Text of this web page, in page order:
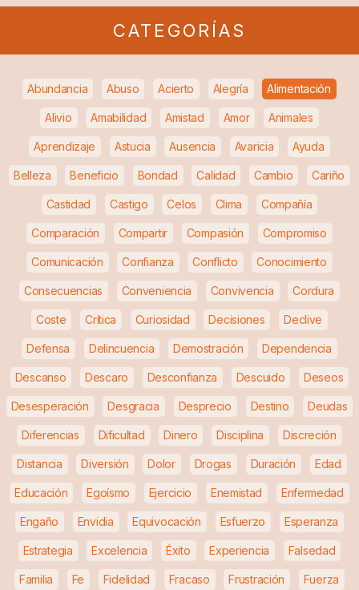
CATEGORÍAS
Abundancia Abuso Acierto Alegría Alimentación
Alivio Amabilidad Amistad Amor Animales
Aprendizaje Astucia Ausencia Avaricia Ayuda
Belleza Beneficio Bondad Calidad Cambio Cariño
Castidad Castigo Celos Clima Compañía
Comparación Compartir Compasión Compromiso
Comunicación Confianza Conflicto Conocimiento
Consecuencias Conveniencia Convivencia Cordura
Coste Crítica Curiosidad Decisiones Declive
Defensa Delincuencia Demostración Dependencia
Descanso Descaro Desconfianza Descuido Deseos
Desesperación Desgracia Desprecio Destino Deudas
Diferencias Dificultad Dinero Disciplina Discreción
Distancia Diversión Dolor Drogas Duración Edad
Educación Egoísmo Ejercicio Enemistad Enfermedad
Engaño Envidia Equivocación Esfuerzo Esperanza
Estrategia Excelencia Éxito Experiencia Falsedad
Familia Fe Fidelidad Fracaso Frustración Fuerza